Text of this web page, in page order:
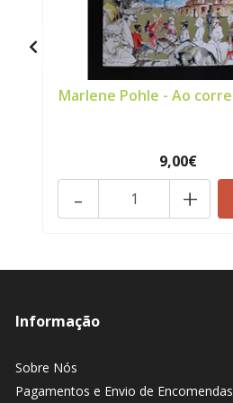
Marlene Pohle - Ao
9,00€
+
-
Informação
Sobre Nós
Pagamentos e Envio de Encomendas